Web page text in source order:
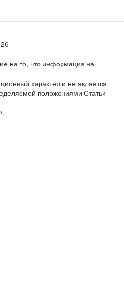
на то, что информация на
характер и не является
положениями Статьи